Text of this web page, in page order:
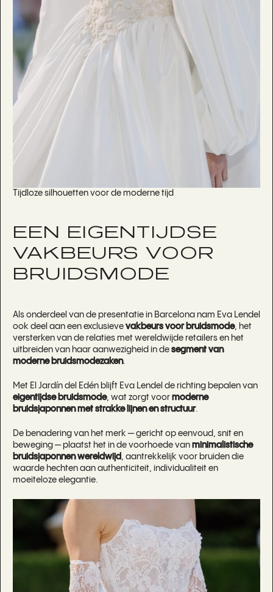
Tijdloze silhouetten voor de moderne tijd
EEN EIGENTIJDSE
VAKBEURS VOOR
BRUIDSMODE
Als onderdeel van de presentatie in Barcelona nam Eva Lendel
ook deel aan een exclusieve vakbeurs voor bruidsmode, het
versterken van de relaties met wereldwijde retailers en het
uitbreiden van haar aanwezigheid in de segment van
moderne bruidsmodezaken.
Met El Jardín del Edén blijft Eva Lendel de richting bepalen van
eigentijdse bruidsmode, wat zorgt voor moderne
bruidsjaponnen met strakke lijnen en structuur.
De benadering van het merk — gericht op eenvoud, snit en
beweging — plaatst het in de voorhoede van minimalistische
bruidsjaponnen wereldwijd , aantrekkelijk voor bruiden die
waarde hechten aan authenticiteit, individualiteit en
moeiteloze elegantie.